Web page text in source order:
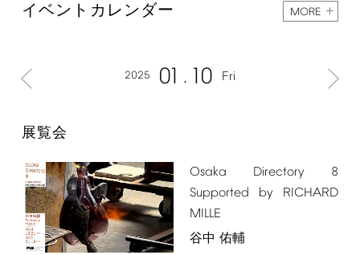
イベントカレンダー MORE
2025 01 10 Fri
展覧会
Osaka Directory
8
Supported
by
RICHARD
MILLE
谷中 佑輔